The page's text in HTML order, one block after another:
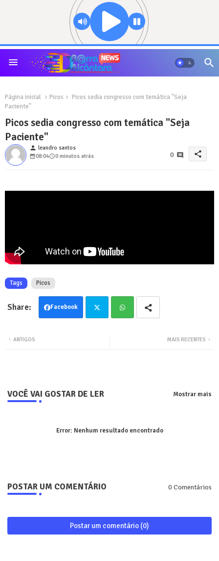
Página inicial Picos
Picos sedia congresso com temática "Seja
Paciente"
Picos sedia congresso com temática "Seja
Paciente"
person leandro santos
08:04
0 minutos atrás 0 share
Tags Picos
Facebook
MAIS RECENTES
ANTIGOS
VOCÊ VAI GOSTAR DE LER Mostrar mais
Error: Nenhum resultado encontrado
POSTAR UM COMENTÁRIO 0 Comentários
Postar um comentário (0)